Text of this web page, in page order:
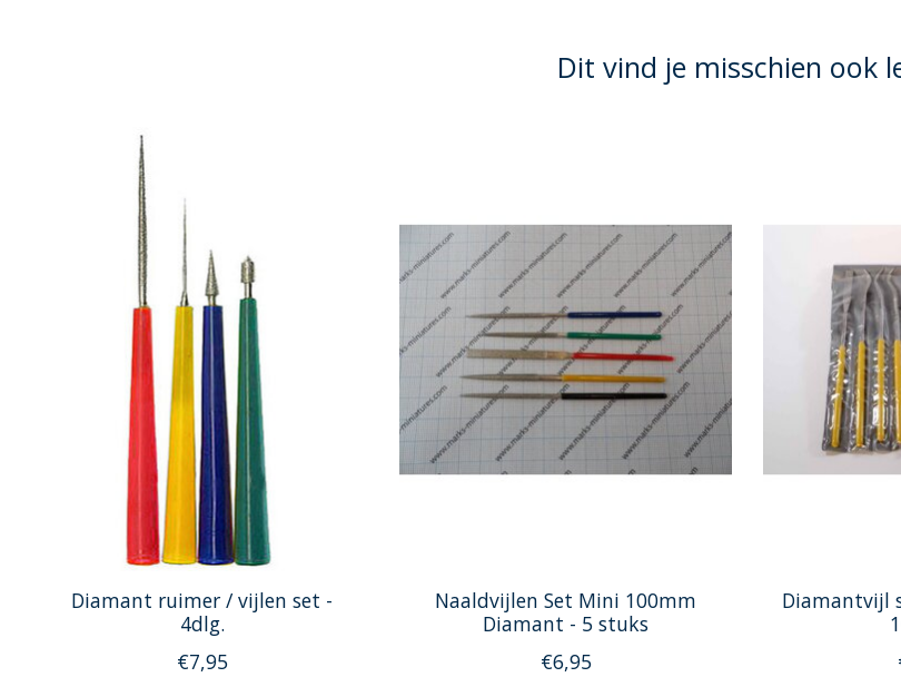
Dit vind je misschien ook
Items van productcarrousel
Diamant ruimer / vijlen set -
4dlg.
€7,95
Naaldvijlen Set Mini 100mm
Diamant - 5 stuks
€6,95
Diamantvijl